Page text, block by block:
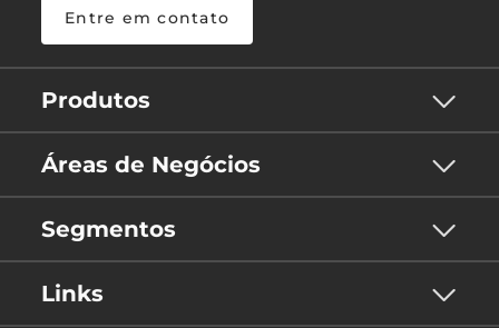
Entre em contato
Produtos
Áreas de Negócios
Segmentos
Links